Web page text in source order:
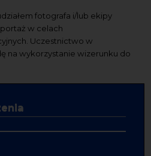
fotografa i/lub ekipy
w celach
Uczestnictwo w
na wykorzystanie wizerunku do